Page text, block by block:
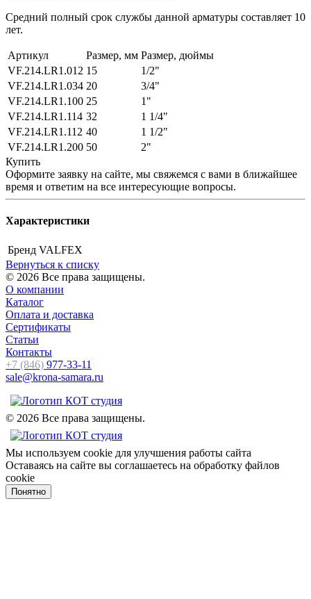
Средний полный срок службы данной арматуры составляет 10
лет.
Артикул Размер, мм Размер, дюймы
VF.214.LR1.012 15
1/2"
VF.214.LR1.034 20
3/4"
VF.214.LR1.100 25
1"
VF.214.LR1.114 32
1 1/4"
VF.214.LR1.112 40
1 1/2"
VF.214.LR1.200 50
2"
Купить
Оформите заявку на сайте, мы свяжемся с вами в ближайшее
время и ответим на все интересующие вопросы.
Характеристики
Бренд VALFEX
Вернуться к списку
© 2026 Все права защищены.
О компании
Каталог
Оплата и доставка
Сертификаты
Статьи
Контакты
+7 (846) 977-33-11
sale@krona-samara.ru
© 2026 Все права защищены.
Мы используем cookie для улучшения работы сайта
Оставаясь на сайте вы соглашаетесь на обработку файлов
cookie
Понятно